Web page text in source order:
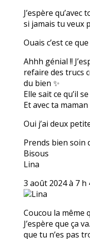
J’espère
si jamais tu veux
Ouais c’est ce
Ahhh génial !!
refaire des trucs
du bien ✨
Elle sait ce qu’il
Et avec ta maman
Oui j’ai deux
Prends bien soin
Bisous
Lina
3 août 2024 à 7 h
Lina
Coucou la même
J’espère que ça
que tu n’es pas